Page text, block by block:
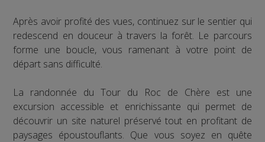
Après avoir profité des vues, continuez sur le sentier qui
redescend en douceur à travers la forêt. Le parcours
forme une boucle, vous ramenant à votre point de
départ sans difficulté.
La randonnée du Tour du Roc de Chère est une
excursion accessible et enrichissante qui permet de
découvrir un site naturel préservé tout en profitant de
paysages époustouflants. Que vous soyez en quête